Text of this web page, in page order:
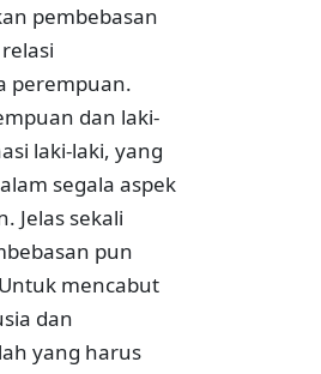
pembebasan
perempuan.
dan laki-
laki-laki, yang
segala aspek
Jelas sekali
pun
mencabut
dan
yang harus